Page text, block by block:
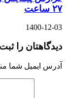
۲۷ ساعت
1400-12-03
دیدگاهتان را
آدرس ایمیل شما